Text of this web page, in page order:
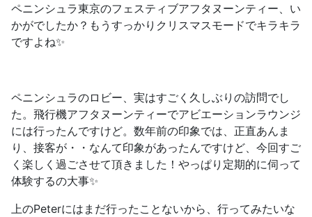
ペニンシュラ東京のフェスティブアフタヌーンティー、い
かがでしたか？もうすっかりクリスマスモードでキラキラ
ですよね✨
ペニンシュラのロビー、実はすごく久しぶりの訪問でし
た。飛行機アフタヌーンティーでアビエーションラウンジ
には行ったんですけど。数年前の印象では、正直あんま
り、接客が・・なんて印象があったんですけど、 今回すご
く楽しく過ごさせて頂きました！ やっぱり定期的に伺って
体験するの大事✨
上のPeterにはまだ行ったことないから、行ってみたいな